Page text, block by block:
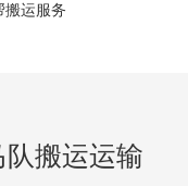
搬运服务
搬运运输